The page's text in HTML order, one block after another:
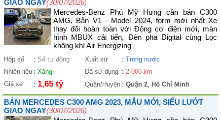
GIAO NGAY(30/07/2026)
Mercedes-Benz Phú Mỹ Hưng cần bán C300
AMG, Bản V1 - Model 2024, form mới nhất Xe
thay đổi hoàn toàn với Động cơ điện mới, màn
hình MBUX cải tiến, Đèn pha Digital cùng Lọc
không khí Air Energizing
Hộp số : Số tự động Xuất xứ : Trong nước
Nhiên liệu : Xăng Đã sử dụng : 2.000 km
Giá xe
: 1,65 tỷ Quận/Huyện : Quận 2, Hồ Chí Minh
BÁN MERCEDES C300 AMG 2023, MẪU MỚI, SIÊU LƯỚT
GIAO NGAY(30/07/2026)